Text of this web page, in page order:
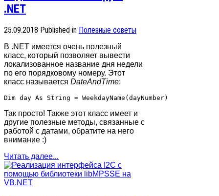
.NET
25.09.2018 Published in Полезные советы
В .NET имеется очень полезный
класс, который позволяет вывести
локализованное название дня недели
по его порядковому номеру. Этот
класс называется DateAndTime:
Так просто! Также этот класс имеет и
другие полезные методы, связанные с
работой с датами, обратите на него
внимание :)
Читать далее...